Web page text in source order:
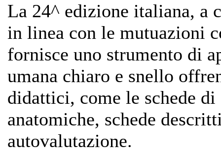
La 24^ edizione italiana, a
in linea con le mutuazioni
fornisce uno strumento di
umana chiaro e snello
didattici, come le schede
anatomiche, schede
autovalutazione.